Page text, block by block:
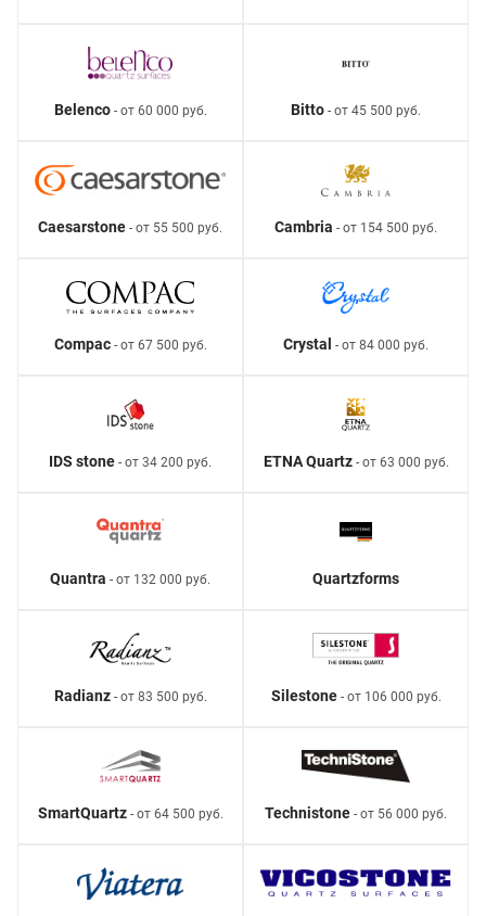
Belenco- от 60 000 руб. Bitto - от 45 500 руб.
Caesarstone - от 55 500 руб. Cambria - от 154 500 руб.
Compac- от 67 500 руб. Crystal - от 84 000 руб.
IDS stone - от 34 200 руб. ETNA Quartz- от 63 000 руб.
Quantra - от 132 000 руб. Quartzforms
Radianz- от 83 500 руб. Silestone- от 106 000 руб.
SmartQuartz- от 64 500 руб. Technistone - от 56 000 руб.